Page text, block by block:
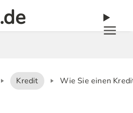
.de
Kredit Wie Sie einen